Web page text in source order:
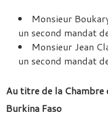
Monsieur
un second mandat
Monsieur Jean
un second mandat
Au titre de la Chambre
Burkina Faso